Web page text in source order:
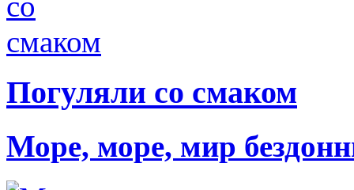
Погуляли со смаком
Море, море, мир